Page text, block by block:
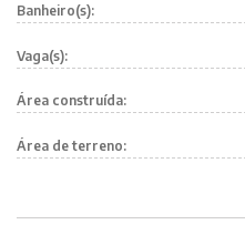
Banheiro(s):
Vaga(s):
Área construída:
Área de terreno: